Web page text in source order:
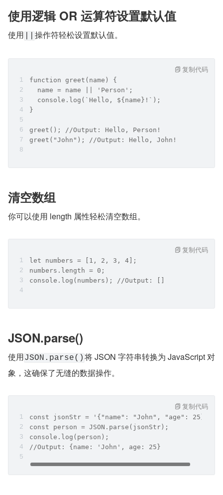
使用逻辑 OR 运算符设置默认值
使用 操作符轻松设置默认值。
function greet(name) {
  name = name || 'Person';
  console.log(`Hello, ${name}!`);
}
greet(); //Output: Hello, Person!
greet("John"); //Output: Hello, John!
复制代码
清空数组
你可以使用 length 属性轻松清空数组。
let numbers = [1, 2, 3, 4];
numbers.length = 0;
console.log(numbers); //Output: []
复制代码
JSON.parse()
使用JSON.parse() 将 JSON 字符串转换为 JavaScript 对
象，这确保了无缝的数据操作。
const jsonStr = '{"name": "John", "age": 25}';
const person = JSON.parse(jsonStr);
console.log(person);
//Output: {name: 'John', age: 25}
复制代码